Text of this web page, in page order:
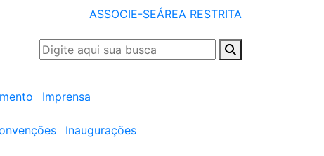
ASSOCIE-SEÁREA RESTRITA
Imprensa
Inaugurações